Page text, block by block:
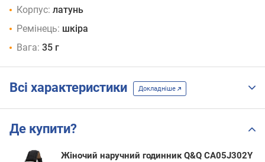
Корпус: латунь
Ремінець: шкіра
Вага: 35 г
Всі характеристики Докладніше
Де купити?
Жіночий наручний годинник Q&Q CA05J302Y